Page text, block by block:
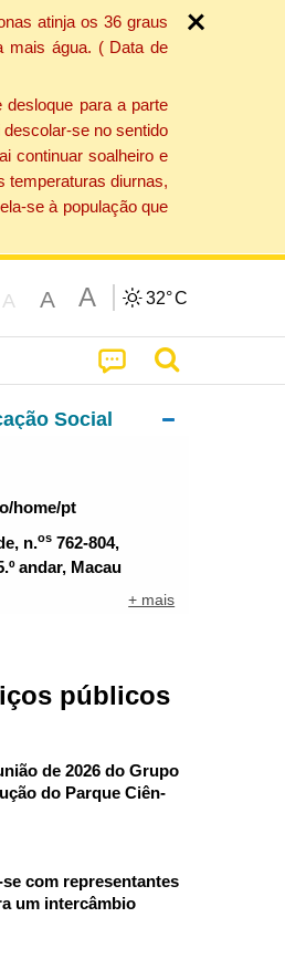
atinja os 36 graus
mais água. ( Data de
para a parte
se no sentido
continuar soalheiro e
temperaturas diurnas,
se à população que
A A A 32°C
Social
home/pt
n.os 762-804,
andar, Macau
+ mais
públicos
de 2026 do Grupo
do Parque Ciên-
com representantes
um intercâmbio